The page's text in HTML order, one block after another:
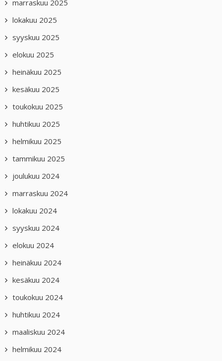
marraskuu 2025
lokakuu 2025
syyskuu 2025
elokuu 2025
heinäkuu 2025
kesäkuu 2025
toukokuu 2025
huhtikuu 2025
helmikuu 2025
tammikuu 2025
joulukuu 2024
marraskuu 2024
lokakuu 2024
syyskuu 2024
elokuu 2024
heinäkuu 2024
kesäkuu 2024
toukokuu 2024
huhtikuu 2024
maaliskuu 2024
helmikuu 2024